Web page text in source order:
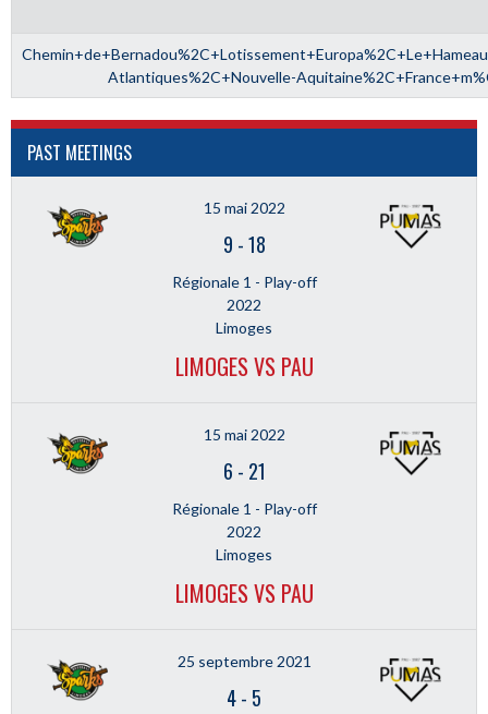
Atlantiques%2C+Nouvelle-
PAST MEETINGS
15 mai 2022
9 -18
Régionale 1 - Play-off
2022
Limoges
LIMOGES VS PAU
15 mai 2022
6 - 21
Régionale 1 - Play-off
2022
Limoges
LIMOGES VS PAU
25 septembre 2021
4- 5